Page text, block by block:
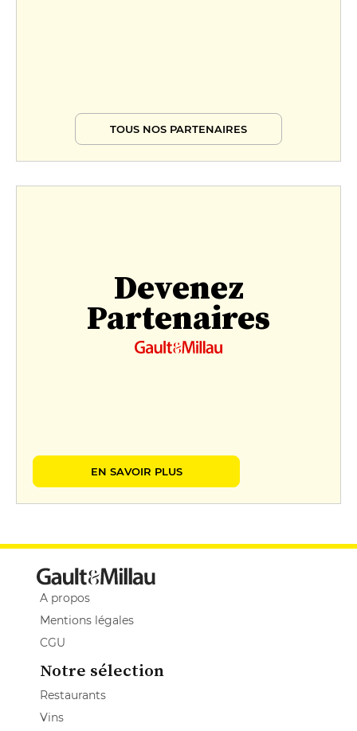
TOUS NOS PARTENAIRES
Devenez
Partenaires
EN SAVOIR PLUS
A propos
Mentions légales
CGU
Notre sélection
Restaurants
Vins